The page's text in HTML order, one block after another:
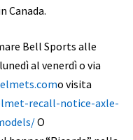
Canada.
Bell Sports alle
al venerdì o via
o visita
recall-notice-axle-
O